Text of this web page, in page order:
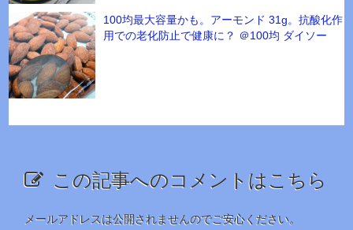
100均最大容量かも。アーモンド 31g。抗酸化作
用での老化防止で健康に？ ＠100均 ダイソー
この記事へのコメントはこちら
メールアドレスは公開されませんのでご安心ください。